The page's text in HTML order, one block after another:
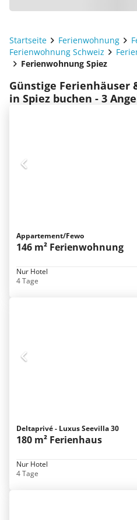
Startseite Ferienwohnung
Ferienwohnung Schweiz
Ferienwohnung Spiez
Günstige Ferienhäuser
in Spiez buchen - 3
Appartement/Fewo
146 m² Ferienwohnung
Nur Hotel
4 Tage
Deltaprivé - Luxus Seevilla 30
180 m² Ferienhaus
Nur Hotel
4 Tage